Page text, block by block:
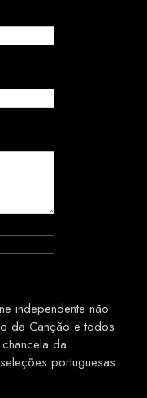
independente não
da Canção e todos
da
portuguesas